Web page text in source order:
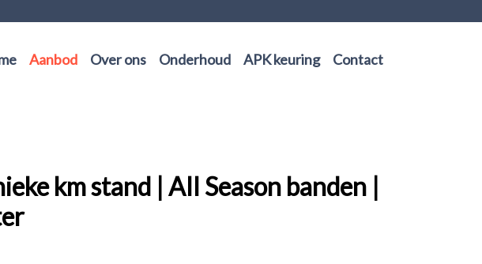
Aanbod Over ons Onderhoud APK keuring Contact
km stand | All Season banden |